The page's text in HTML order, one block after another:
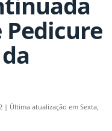
| Última atualização em Sexta,